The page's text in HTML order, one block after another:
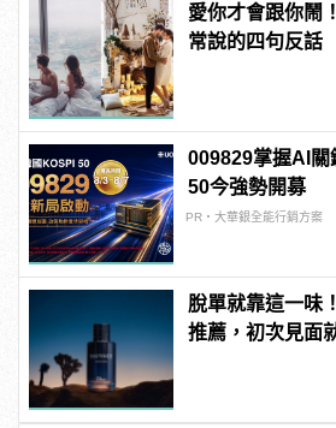
愛你才會跟你鬧
常說的四句反話
009829掌握AI關
50今強勢開募
PR・大華銀全能行銷方案
脫單就靠這一味
推薦，初次見面